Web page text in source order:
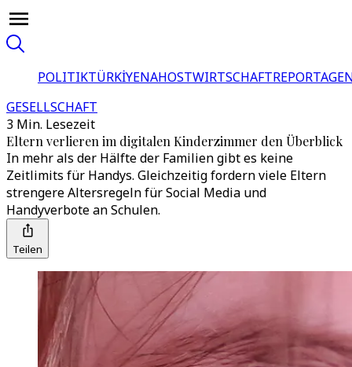
POLITIKTÜRKİYENAHOSTWIRTSCHAFT
GESELLSCHAFT
3 Min. Lesezeit
Eltern verlieren im digitalen Kinderzimmer den Überblick
In mehr als der Hälfte der Familien gibt es keine
Zeitlimits für Handys. Gleichzeitig fordern viele Eltern
strengere Altersregeln für Social Media und
Handyverbote an Schulen.
Teilen